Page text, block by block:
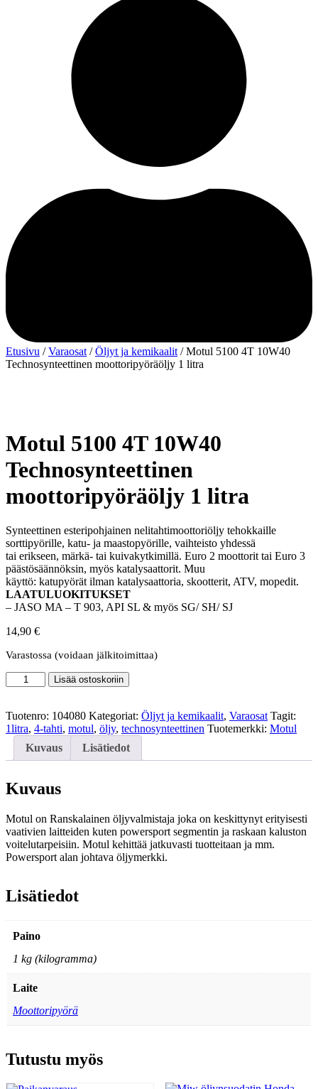
Etusivu /Varaosat /Öljyt ja kemikaalit / Motul 5100 4T 10W40
Technosynteettinen moottoripyöräöljy 1 litra
Motul 5100 4T 10W40
Technosynteettinen
moottoripyöräöljy 1 litra
Synteettinen esteripohjainen nelitahtimoottoriöljy tehokkaille
sorttipyörille, katu- ja maastopyörille, vaihteisto yhdessä
tai erikseen, märkä- tai kuivakytkimillä. Euro 2 moottorit tai Euro 3
päästösäännöksin, myös katalysaattorit. Muu
käyttö: katupyörät ilman katalysaattoria, skootterit, ATV, mopedit.
LAATULUOKITUKSET
– JASO MA – T 903, API SL & myös SG/ SH/ SJ
14,90 €
Varastossa (voidaan jälkitoimittaa)
Motul
5100
10W40
Technosynteettinen
moottoripyöräöljy
Lisää ostoskoriin
Tuotenro: 104080 Kategoriat: Öljyt ja kemikaalit, Varaosat Tagit:
1litra, 4-tahti, motul, öljy, technosynteettinen Tuotemerkki: Motul
Kuvaus
Lisätiedot
Kuvaus
Motul on Ranskalainen öljyvalmistaja joka on keskittynyt erityisesti
vaativien laitteiden kuten powersport segmentin ja raskaan kaluston
voitelutarpeisiin. Motul kehittää jatkuvasti tuotteitaan ja mm.
Powersport alan johtava öljymerkki.
Lisätiedot
Paino
1 kg (kilogramma)
Laite
Moottoripyörä
Tutustu myös